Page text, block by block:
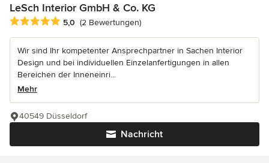
LeSch Interior GmbH & Co. KG
Durchschnittliche Bewertung: 5 von 5 Sternen
5,0 (2 Bewertungen)
Wir sind Ihr kompetenter Ansprechpartner in Sachen Interior
Design und bei individuellen Einzelanfertigungen in allen
Bereichen der Inneneinri...
Mehr
Nachricht
40549 Düsseldorf